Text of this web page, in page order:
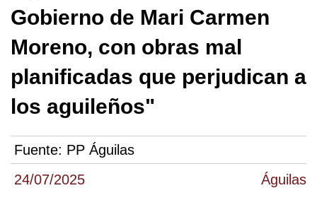
24/07/2025 Águilas
Gobierno de Mari Carmen
Moreno, con obras mal
planificadas que perjudican a
los aguileños"
Fuente: PP Águilas